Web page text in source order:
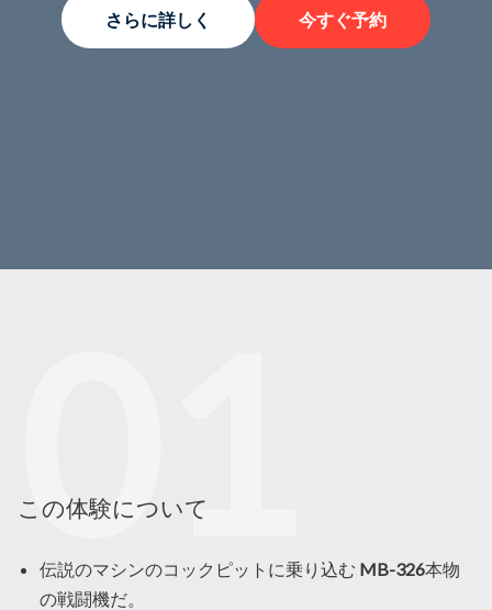
さらに詳しく 今すぐ予約
01
この体験について
伝説のマシンのコックピットに乗り込む MB-326本物
の戦闘機だ。